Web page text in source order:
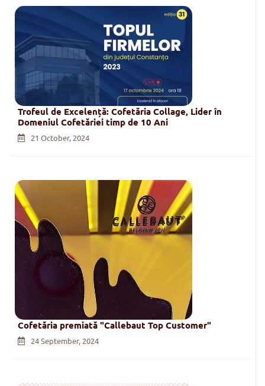
Trofeul de Excelență: Cofetăria Collage, Lider în
Domeniul Cofetăriei timp de 10 Ani
21 October, 2024
Cofetăria premiată "Callebaut Top Customer"
24 September, 2024